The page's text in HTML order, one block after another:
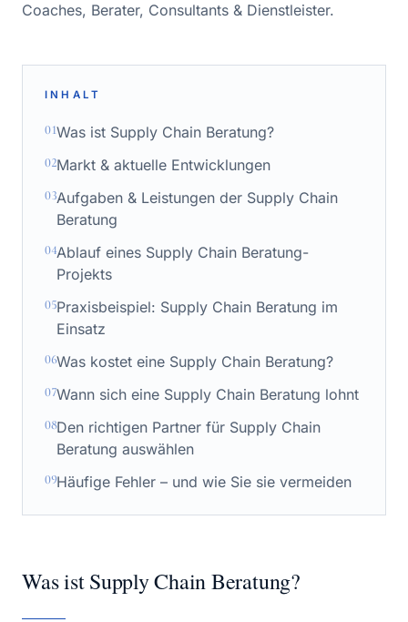
Coaches, Berater, Consultants & Dienstleister.
INHALT
01Was ist Supply Chain Beratung?
02Markt & aktuelle Entwicklungen
03Aufgaben & Leistungen der Supply Chain
Beratung
04Ablauf eines Supply Chain Beratung-
Projekts
05Praxisbeispiel: Supply Chain Beratung im
Einsatz
06Was kostet eine Supply Chain Beratung?
07Wann sich eine Supply Chain Beratung lohnt
08Den richtigen Partner für Supply Chain
Beratung auswählen
09Häufige Fehler – und wie Sie sie vermeiden
Was ist Supply Chain Beratung?